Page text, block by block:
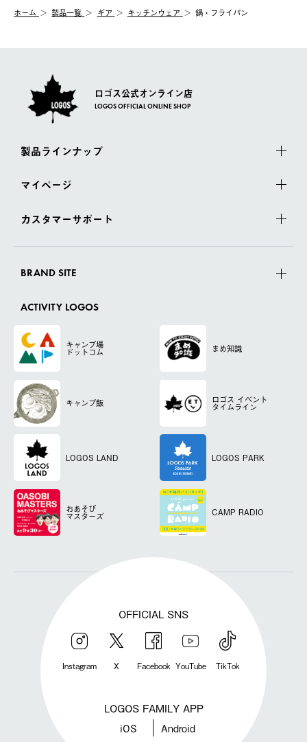
【配送業者】
佐川急便にて配送されます。
む）は受け付けておりません。
一度お手元の商品を返品いただき、ご希望商品を再注文してくだ
ホーム 製品一覧 ギア キッチンウェア 鍋・フライパン
ロゴス公式オンライン店
LOGOS OFFICIAL ONLINE SHOP
製品ラインナップ
マイページ
カスタマーサポート
BRAND SITE
ACTIVITY LOGOS
キャンプ場
ドットコム まめ知識
キャンプ飯 ロゴス イベント
タイムライン
LOGOS LAND LOGOS PARK
おあそび
マスターズ CAMP RADIO
OFFICIAL SNS
Instagram X Facebook YouTube TikTok
LOGOS FAMILY APP
iOS Android